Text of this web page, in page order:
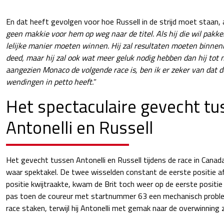
En dat heeft gevolgen voor hoe Russell in de strijd moet staan,
geen makkie voor hem op weg naar de titel. Als hij die wil
lelijke manier moeten winnen. Hij zal resultaten moeten
deed, maar hij zal ook wat meer geluk nodig hebben dan hij tot
aangezien Monaco de volgende race is, ben ik er zeker van
wendingen in petto heeft.”
Het spectaculaire gevecht
Antonelli en Russell
Het gevecht tussen Antonelli en Russell tijdens de race in
waar spektakel. De twee wisselden constant de eerste positie
positie kwijtraakte, kwam de Brit toch weer op de eerste
pas toen de coureur met startnummer 63 een mechanisch
race staken, terwijl hij Antonelli met gemak naar de overwinning